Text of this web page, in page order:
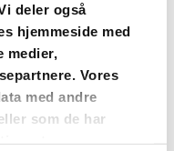
deler også
hjemmeside med
Vores
med andre
som de har